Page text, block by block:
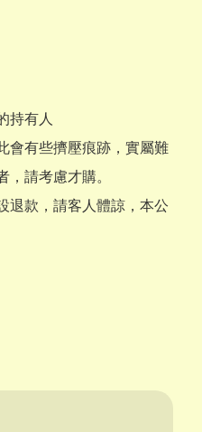
持有人
會有些擠壓痕跡，實屬難
請考慮才購。
退款，請客人體諒，本公